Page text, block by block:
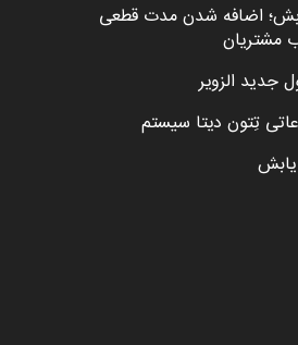
اضافه شدن مدت قطعی
مشتریان
الزویر
تِتون دیتا سیستم